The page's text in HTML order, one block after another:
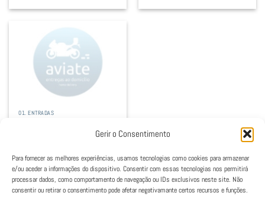
Gerir o Consentimento
Para fornecer as melhores experiências, usamos tecnologias como cookies para armazenar
e/ou aceder a informações do dispositivo. Consentir com essas tecnologias nos permitirá
processar dados, como comportamento de navegação ou IDs exclusivos neste site. Não
consentir ou retirar o consentimento pode afetar negativamante certos recursos e funções.
01. ENTRADAS
Adicionar